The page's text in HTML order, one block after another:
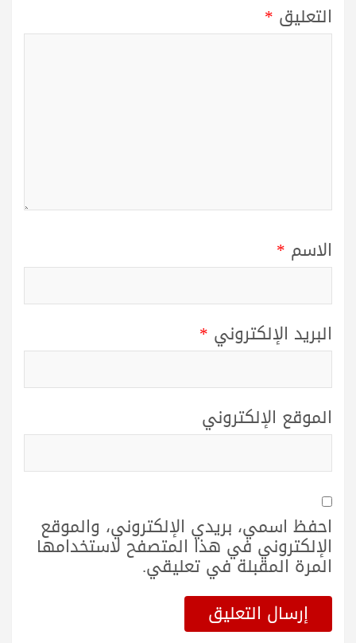
التعليق *
الاسم *
البريد الإلكتروني *
الموقع الإلكتروني
احفظ اسمي، بريدي الإلكتروني، والموقع
الإلكتروني في هذا المتصفح لاستخدامها
المرة المقبلة في تعليقي.